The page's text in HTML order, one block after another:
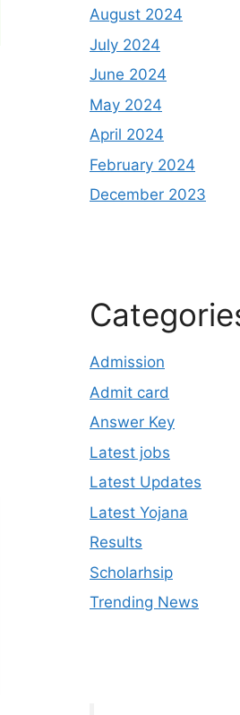
August 2024
July 2024
June 2024
May 2024
April 2024
February 2024
December 2023
Admission
Admit card
Answer Key
Latest jobs
Latest Updates
Latest Yojana
Results
Scholarhsip
Trending News